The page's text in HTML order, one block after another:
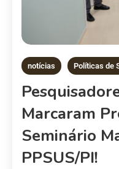
notícias Políticas de
Marcaram
Seminário
PPSUS/PI!